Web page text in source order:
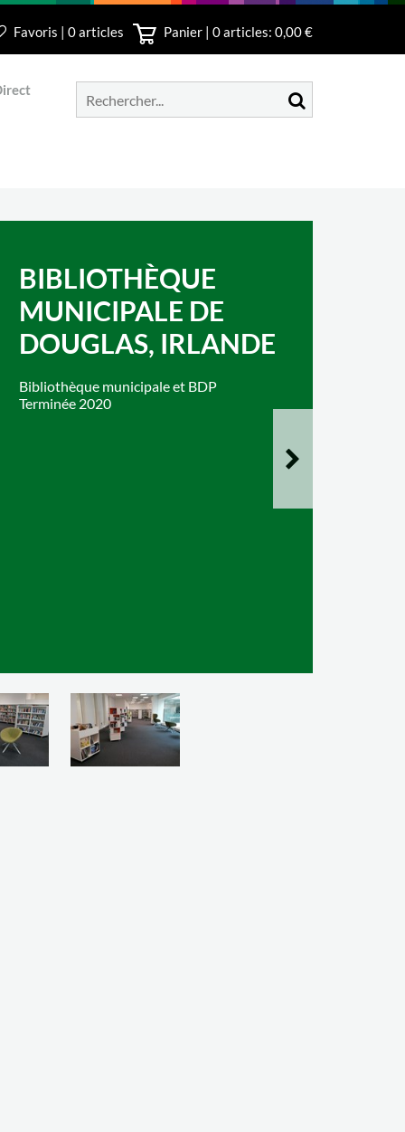
Favoris | 0 articles Panier | 0articles: 0,00 €
BIBLIOTHÈQUE
MUNICIPALE DE
DOUGLAS, IRLANDE
Bibliothèque municipale et BDP
Terminée 2020